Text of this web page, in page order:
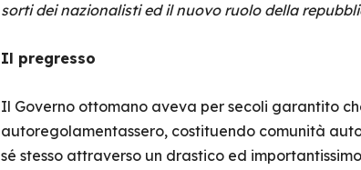
sorti dei nazionalisti ed il nuovo ruolo della
Il pregresso
Il Governo ottomano aveva per secoli garantito
autoregolamentassero, costituendo comunità
sé stesso attraverso un drastico ed